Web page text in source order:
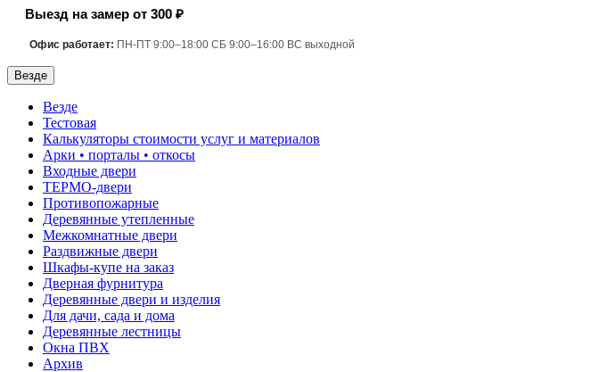
Выезд на замер от 300 ₽
Офис работает: ПН-ПТ 9:00–18:00 СБ 9:00–16:00 ВС выходной
Везде
Везде
Тестовая
Калькуляторы стоимости услуг и материалов
Арки • порталы • откосы
Входные двери
ТЕРМО-двери
Противопожарные
Деревянные утепленные
Межкомнатные двери
Раздвижные двери
Шкафы-купе на заказ
Дверная фурнитура
Деревянные двери и изделия
Для дачи, сада и дома
Деревянные лестницы
Окна ПВХ
Архив